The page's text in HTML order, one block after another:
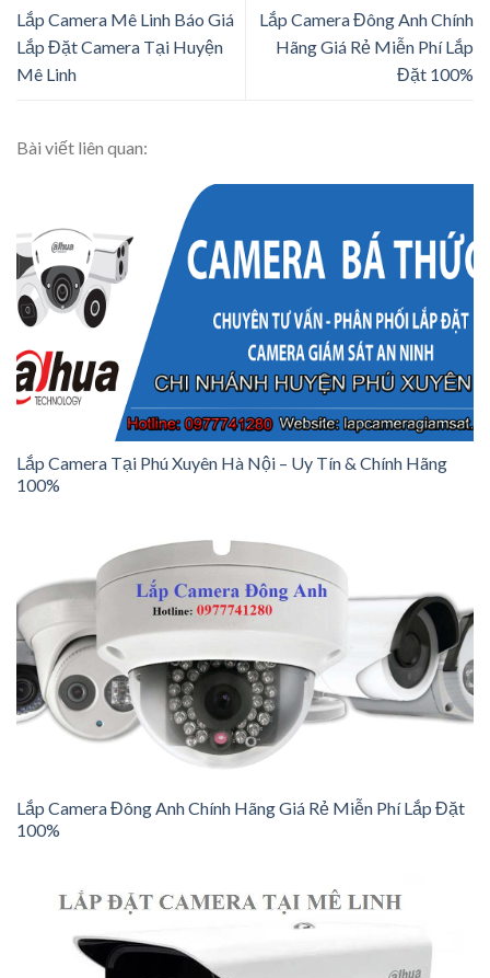
Lắp Camera Mê Linh Báo Giá
Lắp Đặt Camera Tại Huyện
Mê Linh
Lắp Camera Đông Anh Chính
Hãng Giá Rẻ Miễn Phí Lắp
Đặt 100%
Bài viết liên quan:
Lắp Camera Tại Phú Xuyên Hà Nội – Uy Tín & Chính Hãng
100%
Lắp Camera Đông Anh Chính Hãng Giá Rẻ Miễn Phí Lắp Đặt
100%